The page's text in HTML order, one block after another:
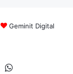
Geminit Digital
WhatsApp